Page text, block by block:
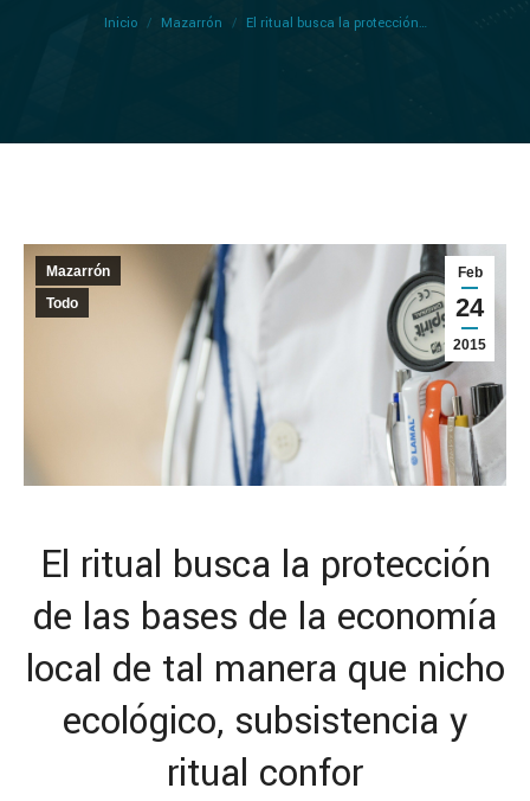
Inicio Mazarrón El ritual busca la protección…
Feb
24
2015
Mazarrón
Todo
El ritual busca la protección
de las bases de la economía
local de tal manera que nicho
ecológico, subsistencia y
ritual confor